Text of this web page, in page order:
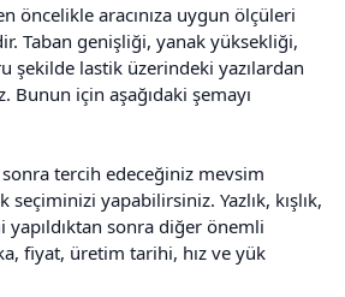
öncelikle aracınıza uygun ölçüleri
Taban genişliği, yanak yüksekliği,
şekilde lastik üzerindeki yazılardan
için aşağıdaki şemayı
tercih edeceğiniz mevsim
yapabilirsiniz. Yazlık, kışlık,
sonra diğer önemli
fiyat, üretim tarihi, hız ve yük